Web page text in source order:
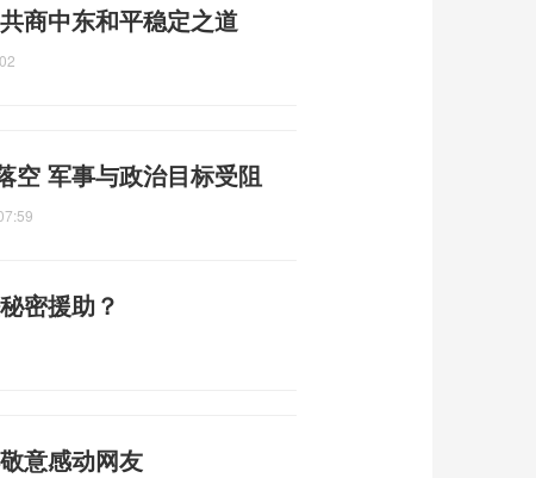
商中东和平稳定之道
空 军事与政治目标受阻
密援助？
意感动网友